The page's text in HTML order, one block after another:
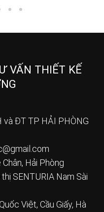
VẤN THIẾT KẾ
ĐT TP HẢI PHÒNG
Hải Phòng
SENTURIA Nam Sài
Việt, Cầu Giấy, Hà